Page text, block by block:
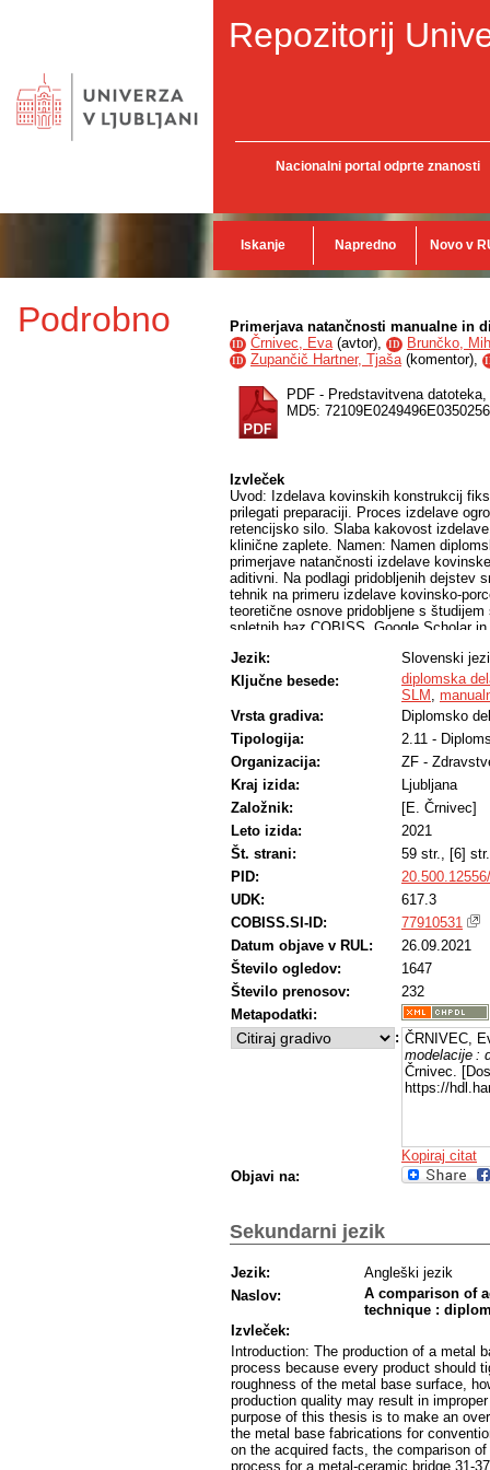
Repozitorij
Nacionalni portal odprte znanosti
Iskanje Napredno Novo v
Podrobno Primerjava natančnosti manualne in
ID Črnivec, Eva(avtor), ID Brunčko,
ID Zupančič Hartner, Tjaša(komentor),
PDF - Predstavitvena datoteka,
MD5:
Izvleček
Uvod: Izdelava kovinskih konstrukcij
prilegati preparaciji. Proces izdelave
retencijsko silo. Slaba kakovost
klinične zaplete. Namen: Namen
primerjave natančnosti izdelave
aditivni. Na podlagi pridobljenih dejstev
tehnik na primeru izdelave kovinsko-
teoretične osnove pridobljene s
spletnih baz COBISS, Google Scholar
opreme Blender2.8, GOM Inspect 2018
dokumentirano primerjavo obeh
cervikalno debelino konstrukcij na
namenski programski opremi. Digitalna
ki se v tehniki redno izvaja s pomočjo
konstrukcijo, smo SLM konstrukcijo
najboljšega ujemanja postavili model
zaključek: Želeli smo ugotoviti, kakšne
porcelansko tehniko, ko primerjamo
primerjave je pomembno natančno
ogrodja, ki je opisan v diplomskem
odvisna od sposobnosti
večje, modelacija pa je pri večjih
modelacije je velika prednost ta, da
ponovno modeliranje. Ugotovili smo
do namenske opreme ter
Jezik:
Slovenski
Ključne besede:
diplomska
SLM ,
Vrsta gradiva:
Diplomsko
Tipologija:
2.11 -
Organizacija:
ZF -
Kraj izida:
Ljubljana
Založnik:
[E. Črnivec]
Leto izida:
2021
Št. strani:
59 str., [6]
PID:
UDK:
617.3
COBISS.SI-ID:
77910531
Datum objave v RUL:
26.09.2021
Število ogledov:
1647
Število prenosov:
232
Metapodatki:
: ČRNIVEC,
modelacije :
Črnivec.
https://
Kopiraj citat
Objavi na:
Sekundarni jezik
Jezik:
Angleški jezik
Naslov:
A comparison of
technique :
Izvleček:
Introduction: The production of a metal
process because every product should
roughness of the metal base surface,
production quality may result in
purpose of this thesis is to make an
the metal base fabrications for
on the acquired facts, the comparison
process for a metal-ceramic bridge 31-